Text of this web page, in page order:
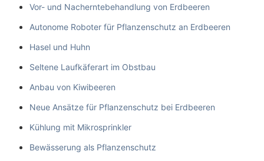
Vor- und Nacherntebehandlung von Erdbeeren
Autonome Roboter für Pflanzenschutz an Erdbeeren
Hasel und Huhn
Seltene Laufkäferart im Obstbau
Anbau von Kiwibeeren
Neue Ansätze für Pflanzenschutz bei Erdbeeren
Kühlung mit Mikrosprinkler
Bewässerung als Pflanzenschutz